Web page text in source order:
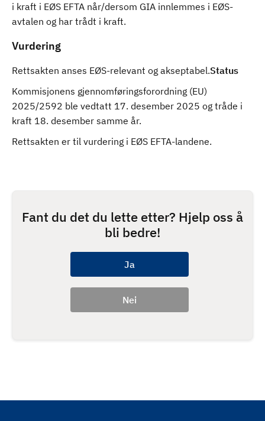
i kraft i EØS EFTA når/dersom GIA innlemmes i EØS-
avtalen og har trådt i kraft.
Vurdering
Rettsakten anses EØS-relevant og akseptabel.Status
Kommisjonens gjennomføringsforordning (EU)
2025/2592 ble vedtatt 17. desember 2025 og tråde i
kraft 18. desember samme år.
Rettsakten er til vurdering i EØS EFTA-landene.
Fant du det du lette etter? Hjelp oss å
bli bedre!